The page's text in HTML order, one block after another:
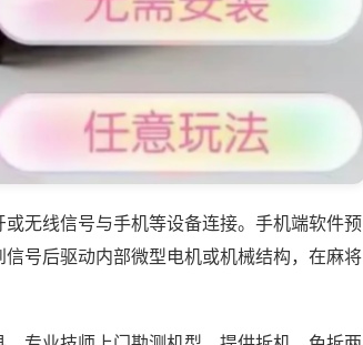
无线信号与手机等设备连接。手机端软件预
号后驱动内部微型电机或机械结构，在麻将